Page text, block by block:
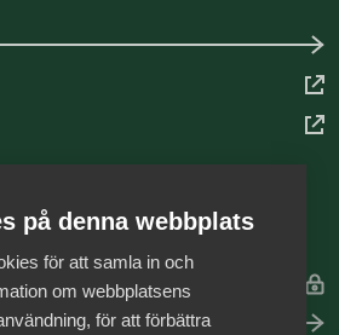
för arbetsgivare
på denna webbplats
för att samla in och
om webbplatsens
för att förbättra